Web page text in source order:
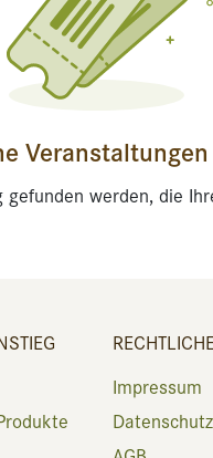
gefunden werden, die
Impressum